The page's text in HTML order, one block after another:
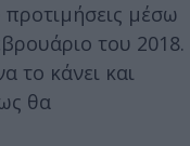
μέσω
του 2018.
το κάνει και
θα